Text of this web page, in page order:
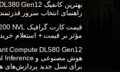
راهنمای انتخاب سرور
مؤثر بر قیمت + استعلام خرید ۱۴۰۵
برای نسل جدید پردازش‌های